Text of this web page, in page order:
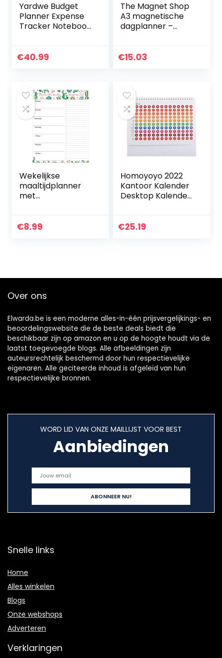
Yardwe Budget
Planner Expense
Tracker Notebook
Budget Organizer
€40.99
The Magnet Shop
A3 magnetische
dagplanner –
uw taken,
€15.03
Wekelijkse
maaltijdplanner
met
Kladblok –
€8.99
Homoyoyo 2022
Kantoor Kalender
Desktop Kalender
Kantoorbenodigdh
€25.19
Over ons
Elwarda.be is een moderne alles-in-één prijsvergelijkings- en
beoordelingswebsite die de beste deals biedt die
beschikbaar zijn op amazon en u op de hoogte houdt via de
laatst toegevoegde blogs. Alle afbeeldingen zijn
auteursrechtelijk beschermd door hun respectievelijke
eigenaren. Alle geciteerde inhoud is afgeleid van hun
respectievelijke bronnen.
WORD LID VAN ONZE MAILLIJST VOOR BEST
Aanbiedingen
Snelle links
Home
Alles winkelen
Blogs
Onze webshops
Adverteren
Verklaringen